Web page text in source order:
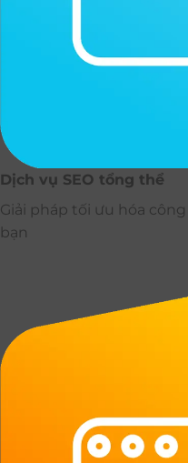
Dịch vụ SEO tổng thể
Giải pháp tối ưu hóa
bạn